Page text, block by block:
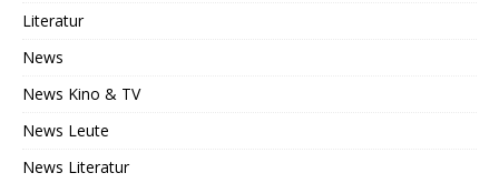
Literatur
News
News Kino & TV
News Leute
News Literatur